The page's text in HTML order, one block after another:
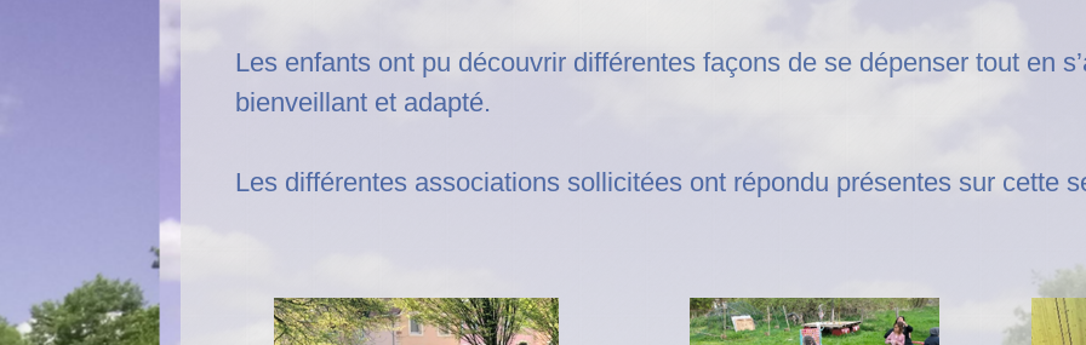
Les enfants ont pu découvrir différentes façons de se dépenser tout en
bienveillant et adapté.
Les différentes associations sollicitées ont répondu présentes sur cette